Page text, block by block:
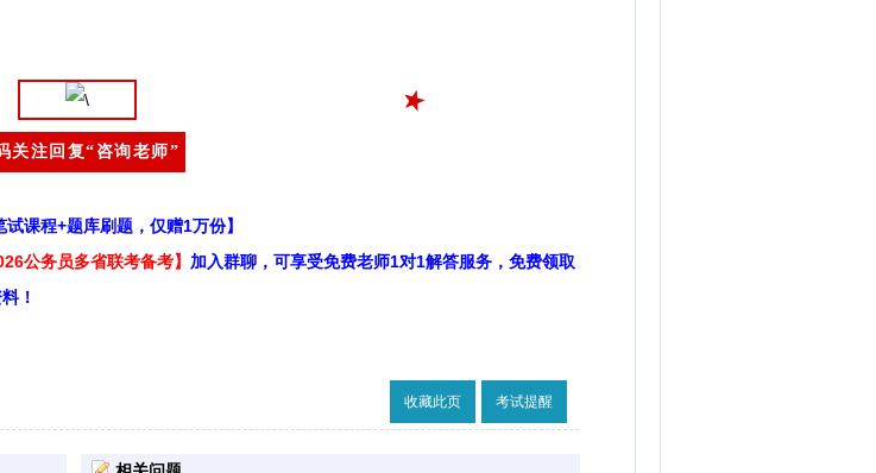
关注回复“咨询老师”
试课程+题库刷题，仅赠1万份】
公务员多省联考备考】 加入群聊，可享受免费老师1对1解答服务，免费领取
！
收藏此页 考试提醒